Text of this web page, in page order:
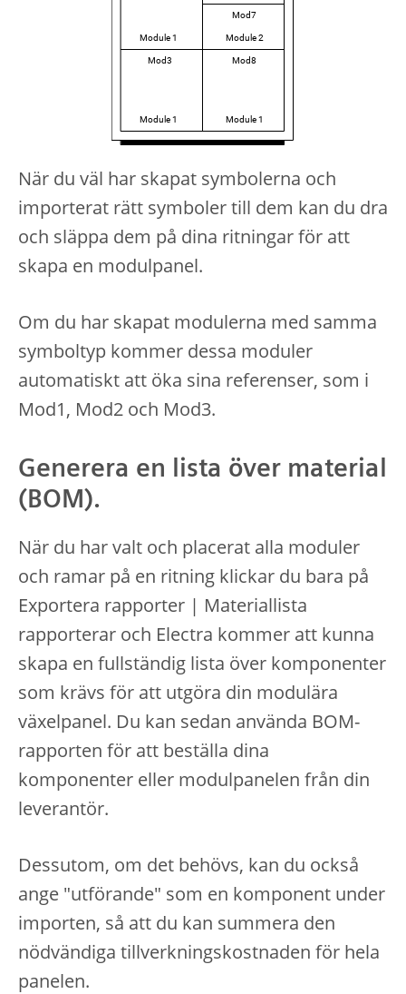
När du väl har skapat symbolerna och
importerat rätt symboler till dem kan du dra
och släppa dem på dina ritningar för att
skapa en modulpanel.
Om du har skapat modulerna med samma
symboltyp kommer dessa moduler
automatiskt att öka sina referenser, som i
Mod1, Mod2 och Mod3.
Generera en lista över material
(BOM).
När du har valt och placerat alla moduler
och ramar på en ritning klickar du bara på
Exportera rapporter | Materiallista
rapporterar och Electra kommer att kunna
skapa en fullständig lista över komponenter
som krävs för att utgöra din modulära
växelpanel. Du kan sedan använda BOM-
rapporten för att beställa dina
komponenter eller modulpanelen från din
leverantör.
Dessutom, om det behövs, kan du också
ange "utförande" som en komponent under
importen, så att du kan summera den
nödvändiga tillverkningskostnaden för hela
panelen.